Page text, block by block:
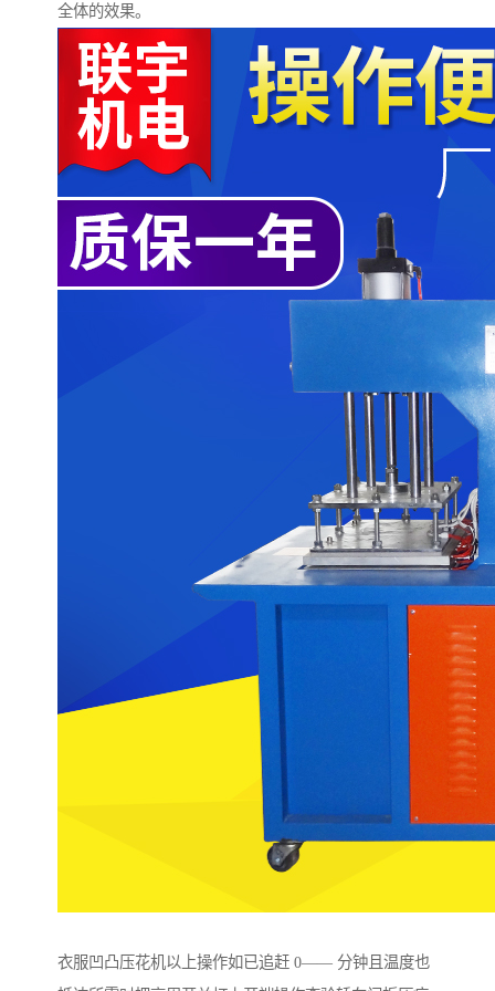
全体的效果。
衣服凹凸压花机以上操作如已追赶 0—— 分钟且温度也